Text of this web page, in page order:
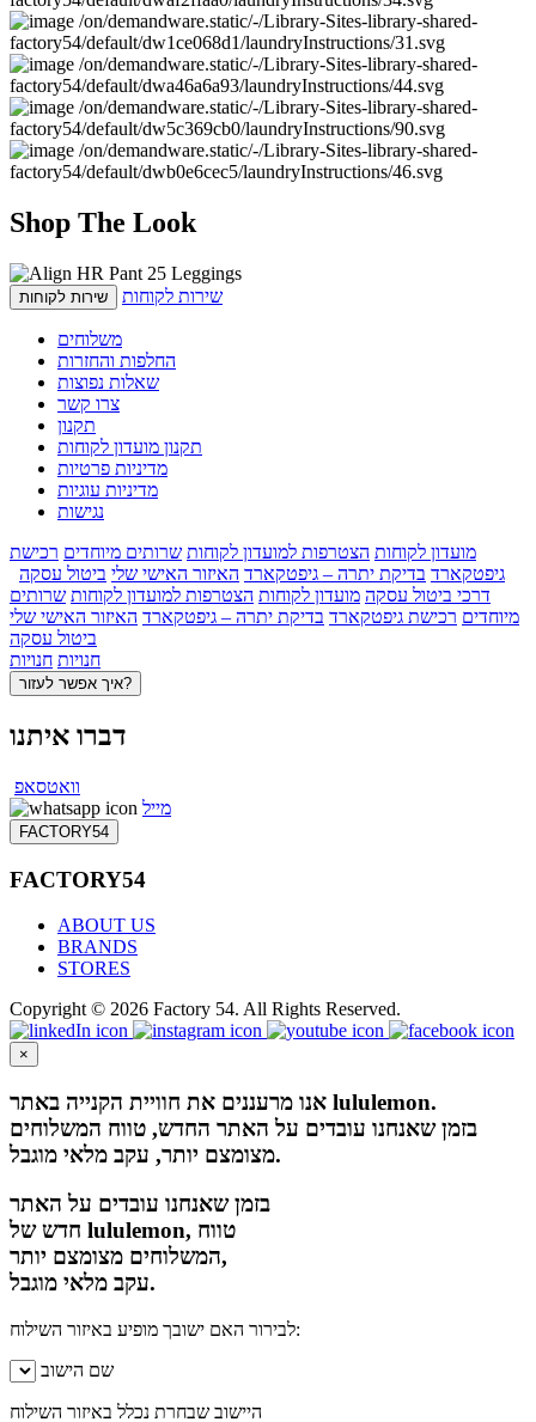
Shop The Look
שירות לקוחות שירות לקוחות
משלוחים
החלפות והחזרות
שאלות נפוצות
צרו קשר
תקנון
תקנון מועדון לקוחות
מדיניות פרטיות
מדיניות עוגיות
נגישות
מועדון לקוחות הצטרפות למועדון לקוחות שרותים מיוחדים רכישת
גיפטקארד בדיקת יתרה – גיפטקארד האיזור האישי שלי ביטול עסקה
דרכי ביטול עסקה מועדון לקוחות הצטרפות למועדון לקוחות שרותים
מיוחדים רכישת גיפטקארד בדיקת יתרה – גיפטקארד האיזור האישי שלי
ביטול עסקה
חנויות חנויות
איך אפשר לעזור?
דברו איתנו
וואטסאפ
מייל
FACTORY54
FACTORY54
ABOUT US
BRANDS
STORES
Copyright © 2026 Factory 54. All Rights Reserved.
×
אנו מרעננים את חוויית הקנייה באתר lululemon.
בזמן שאנחנו עובדים על האתר החדש, טווח המשלוחים
מצומצם יותר, עקב מלאי מוגבל.
בזמן שאנחנו עובדים על האתר
חדש של lululemon, טווח
המשלוחים מצומצם יותר,
עקב מלאי מוגבל.
לבירור האם ישובך מופיע באיזור השילוח:
שם הישוב
היישוב שבחרת נכלל באיזור השילוח